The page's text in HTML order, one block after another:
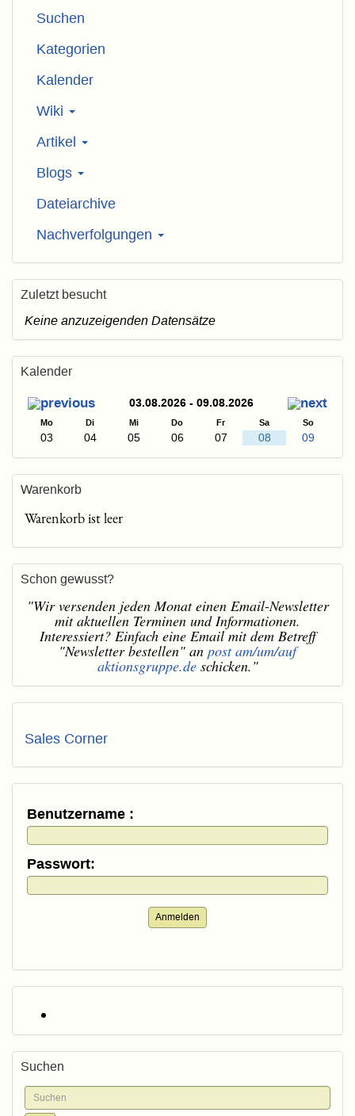
Suchen
Kategorien
Kalender
Wiki
Artikel
Blogs
Dateiarchive
Nachverfolgungen
Zuletzt besucht
Keine anzuzeigenden Datensätze
Kalender
03.08.2026 - 09.08.2026
Mo Di Mi Do Fr Sa So
03 04 05 06 07 08 09
Warenkorb
Warenkorb ist leer
Schon gewusst?
"Wir versenden jeden Monat einen Email-Newsletter
mit aktuellen Terminen und Informationen.
Interessiert? Einfach eine Email mit dem Betreff
"Newsletter bestellen" an post am/um/auf
aktionsgruppe.deschicken."
Sales Corner
Benutzername :
Passwort:
Anmelden
Suchen